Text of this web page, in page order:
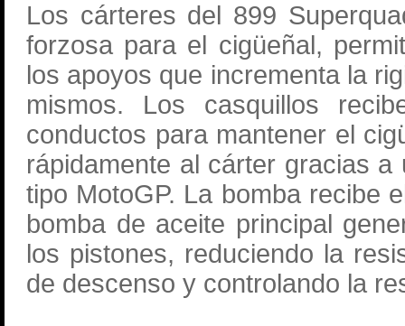
Los cárteres del 899
forzosa para el cigüeñal,
los apoyos que incrementa la
mismos. Los casquillos
conductos para mantener el
rápidamente al cárter gracias
tipo MotoGP. La bomba recibe
bomba de aceite principal
los pistones, reduciendo la
de descenso y controlando la